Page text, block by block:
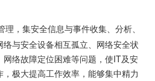
，集安全信息与事件收集、分析、
与安全设备相互孤立、网络安全状
络故障定位困难等问题，使IT及安
极大提高工作效率，能够集中精力